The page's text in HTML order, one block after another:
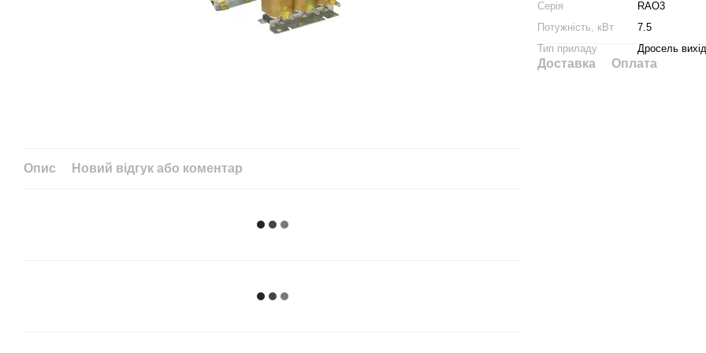
Опис Новий відгук або коментар
Серія
RAO3
Потужність, кВт
7.5
Тип приладу
Дросель
Доставка Оплата